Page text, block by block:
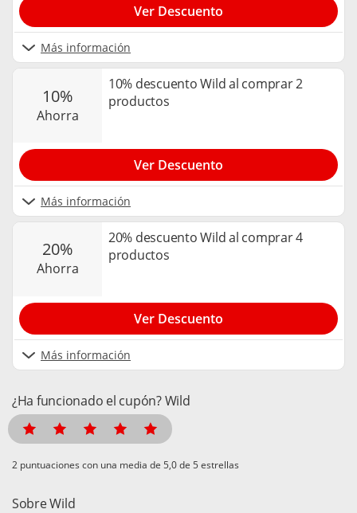
Más información
Ver Descuento
10%
ahorra
10% descuento Wild al comprar 2
productos
Más información
Ver Descuento
20%
ahorra
20% descuento Wild al comprar 4
productos
Más información
Ver Descuento
¿Ha funcionado el cupón? Wild
puntuaciones con una media de de 5 estrellas
Sobre Wild